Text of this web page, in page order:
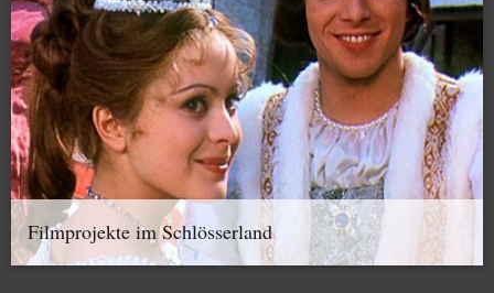
Filmprojekte im Schlösserland